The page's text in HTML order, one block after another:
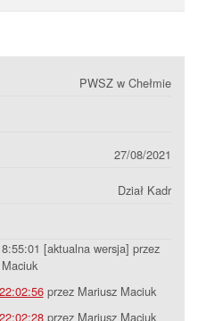
PWSZ w Chełmie
27/08/2021
Dział Kadr
[aktualna wersja] przez
przez Mariusz Maciuk
przez Mariusz Maciuk